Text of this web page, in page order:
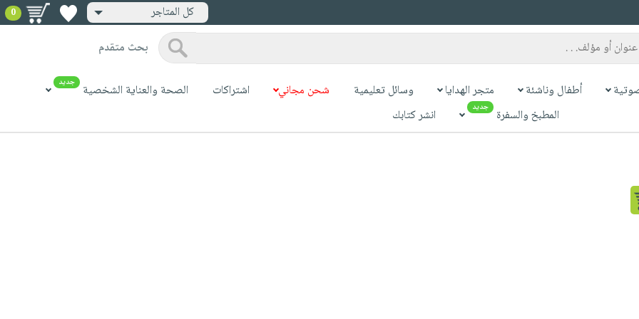
كل المتاجر 0
بحث متقدم
أطفال وناشئة متجر الهدايا وسائل تعليمية شحن مجاني اشتراكات الصحة والعناية الشخصية جديد
المطبخ والسفرة جديد
انشر كتابك